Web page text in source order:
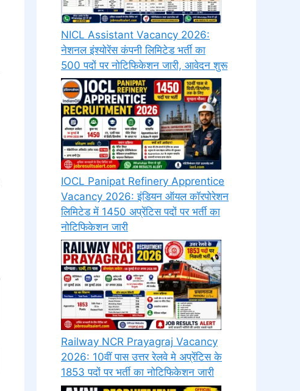
NICL Assistant Vacancy 2026:
नेशनल इंश्योरेंस कंपनी लिमिटेड भर्ती का
500 पदों पर नोटिफिकेशन जारी, आवेदन शुरू
IOCL Panipat Refinery Apprentice
Vacancy 2026: इंडियन ऑयल कॉरपोरेशन
लिमिटेड में 1450 अप्रेंटिस पदों पर भर्ती का
नोटिफिकेशन जारी
Railway NCR Prayagraj Vacancy
2026: 10वीं पास उत्तर रेलवे मे अप्रेंटिस के
1853 पदों पर भर्ती का नोटिफिकेशन जारी